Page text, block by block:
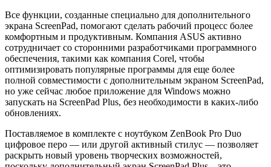
Все функции, созданные специально для дополнительного
экрана ScreenPad, помогают сделать рабочий процесс более
комфортным и продуктивным. Компания ASUS активно
сотрудничает со сторонними разработчиками программного
обеспечения, такими как компания Corel, чтобы
оптимизировать популярные программы для еще более
полной совместимости с дополнительным экраном ScreenPad,
но уже сейчас любое приложение для Windows можно
запускать на ScreenPad Plus, без необходимости в каких-либо
обновлениях.
Поставляемое в комплекте с ноутбуком ZenBook Pro Duo
цифровое перо — или другой активный стилус — позволяет
раскрыть новый уровень творческих возможностей,